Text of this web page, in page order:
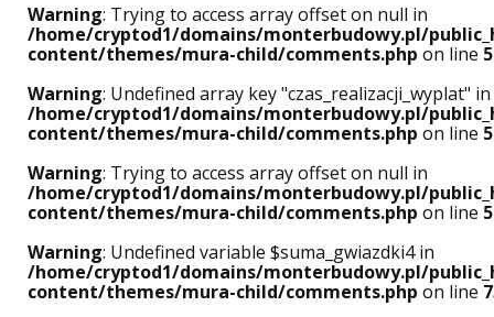
Warning: Trying to access array offset on null in
/home/cryptod1/domains/monterbudowy.pl/
content/themes/mura-child/comments.php on line
Warning: Undefined array key "czas_realizacji_wyplat" in
/home/cryptod1/domains/monterbudowy.pl/
content/themes/mura-child/comments.php on line
Warning: Trying to access array offset on null in
/home/cryptod1/domains/monterbudowy.pl/
content/themes/mura-child/comments.php on line
Warning: Undefined variable $suma_gwiazdki4 in
/home/cryptod1/domains/monterbudowy.pl/
content/themes/mura-child/comments.php on line